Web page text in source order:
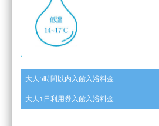
大人5時間以内入館入浴料金
大人1日利用券入館入浴料金